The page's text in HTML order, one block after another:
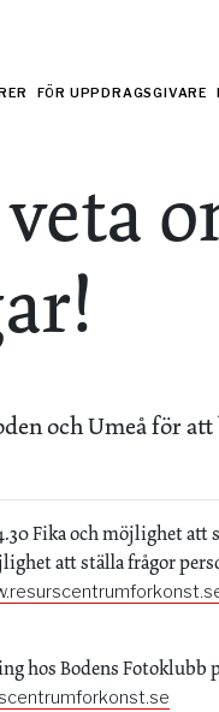
FÖR UPPDRAGSGIVARE
och Umeå för
Fika och möjlighet att
att ställa frågor
hos Bodens Fotoklubb